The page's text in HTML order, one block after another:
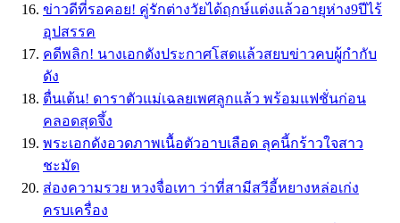
ข่าวดีที่รอคอย! คู่รักต่างวัยได้ฤกษ์แต่งแล้วอายุห่าง9ปีไร้
อุปสรรค
คดีพลิก! นางเอกดังประกาศโสดแล้วสยบข่าวคบผู้กำกับ
ดัง
ตื่นเต้น! ดาราตัวแม่เฉลยเพศลูกแล้ว พร้อมแฟชั่นก่อน
คลอดสุดจึ้ง
พระเอกดังอวดภาพเนื้อตัวอาบเลือด ลุคนี้กร้าวใจสาว
ชะมัด
ส่องความรวย หวงจื่อเทา ว่าที่สามีสวีอี้หยางหล่อเก่ง
ครบเครื่อง